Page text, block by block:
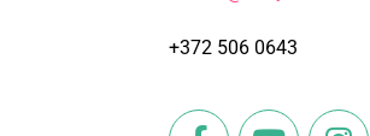
+372 506 0643